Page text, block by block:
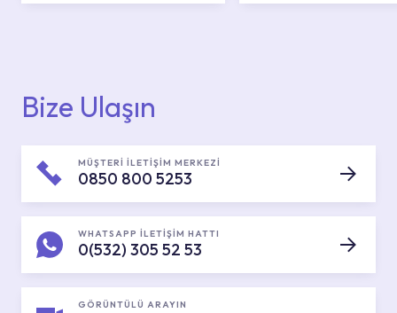
Bize Ulaşın
MÜŞTERİ İLETİŞİM MERKEZİ
0850 800 5253
WHATSAPP İLETİŞİM HATTI
0(532) 305 52 53
GÖRÜNTÜLÜ ARAYIN